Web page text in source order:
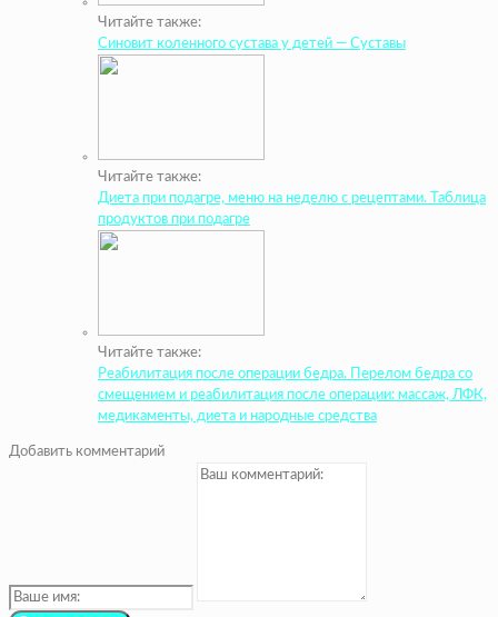
Читайте также:
Синовит коленного сустава у детей — Суставы
Читайте также:
Диета при подагре, меню на неделю с рецептами. Таблица
продуктов при подагре
Читайте также:
Реабилитация после операции бедра. Перелом бедра со
смещением и реабилитация после операции: массаж, ЛФК,
медикаменты, диета и народные средства
Добавить комментарий